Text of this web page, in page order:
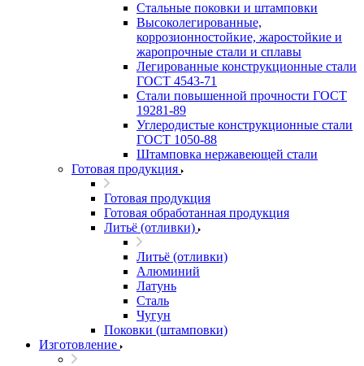
Стальные поковки и штамповки
Высоколегированные,
коррозионностойкие, жаростойкие и
жаропрочные стали и сплавы
Легированные конструкционные стали
ГОСТ 4543-71
Стали повышенной прочности ГОСТ
19281-89
Углеродистые конструкционные стали
ГОСТ 1050-88
Штамповка нержавеющей стали
Готовая продукция
Готовая продукция
Готовая обработанная продукция
Литьё (отливки)
Литьё (отливки)
Алюминий
Латунь
Сталь
Чугун
Поковки (штамповки)
Изготовление